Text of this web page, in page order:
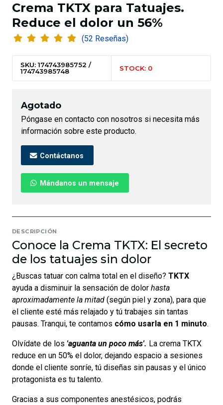
Crema TKTX para Tatuajes.
Reduce el dolor un 56%
(52 Reseñas)
SKU: 174743985752 /
174743985748
STOCK: 0
Agotado
Póngase en contacto con nosotros si necesita más
información sobre este producto.
Contáctanos
Mándanos un mensaje
DESCRIPCIÓN
Conoce la Crema TKTX: El secreto
de los tatuajes sin dolor
¿Buscas tatuar con calma total en el diseño? TKTX
ayuda a disminuir la sensación de dolor hasta
aproximadamente la mitad (según piel y zona), para que
el cliente esté más relajado y tú trabajes sin tantas
pausas. Tranqui, te contamos cómo usarla en 1 minuto.
Olvídate de los 'aguanta un poco más'. La crema TKTX
reduce en un 50% el dolor, dejando espacio a sesiones
donde el cliente sonríe, tú diseñas sin pausas y el único
protagonista es tu talento.
Gracias a sus componentes anestésicos, podrás